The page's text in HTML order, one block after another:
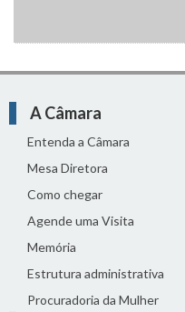
A Câmara
Entenda a Câmara
Mesa Diretora
Como chegar
Agende uma Visita
Memória
Estrutura administrativa
Procuradoria da Mulher